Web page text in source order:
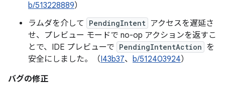
b/513228889）
ラムダを介して
PendingIntent アクセスを遅延さ
せ、プレビュー モードで no-op アクションを返すこ
とで、IDE プレビューで PendingIntentAction を
安全にしました。（I43b37、 b/512403924）
バグの修正